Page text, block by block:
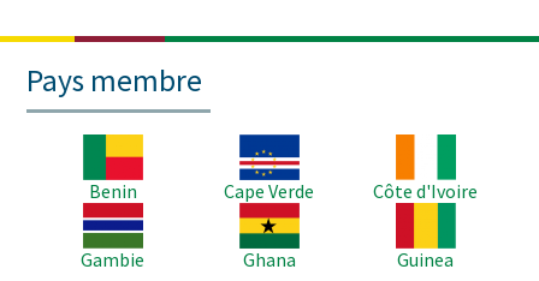
Pays membre
Benin
Image
Cape Verde
Côte d'Ivoire
Image
Gambie
Image
Ghana
Guinea